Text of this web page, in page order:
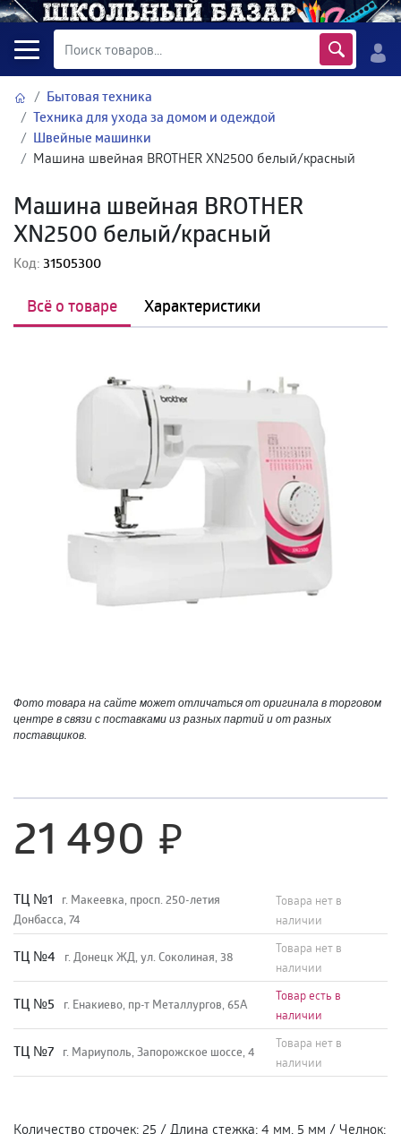
Бытовая техника
Техника для ухода за домом и одеждой
Швейные машинки
Машина швейная BROTHER XN2500 белый/красный
Машина швейная BROTHER
XN2500 белый/красный
Код:31505300
Всё о товаре Характеристики
Фото товара на сайте может отличаться от оригинала в торговом
центре в связи с поставками из разных партий и от разных
поставщиков.
21 490
TЦ №1
г. Макеевка, просп. 250-летия
Донбасса, 74
Товара нет в
наличии
TЦ №4 г. Донецк ЖД, ул. Соколиная, 38
Товара нет в
наличии
TЦ №5 г. Енакиево, пр-т Металлургов, 65А
Товар есть в
наличии
ТЦ №7 г. Мариуполь, Запорожское шоссе, 4
Товара нет в
наличии
Количество строчек: 25 / Длина стежка: 4 мм, 5 мм / Челнок: